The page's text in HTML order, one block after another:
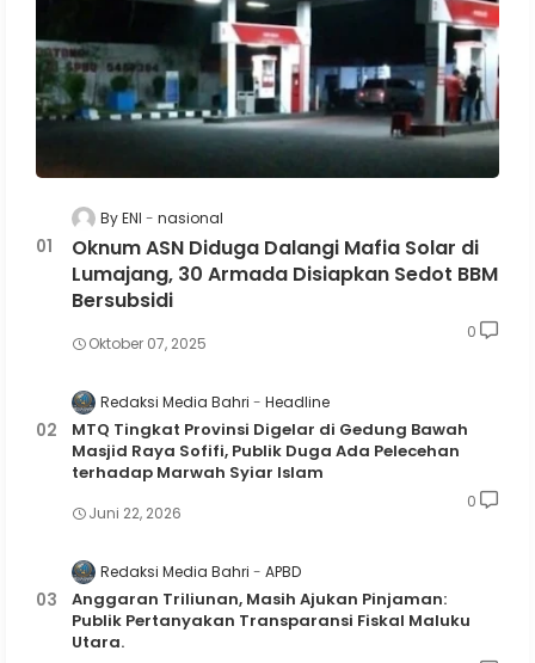
By ENI nasional
Oknum ASN Diduga Dalangi Mafia Solar di
Lumajang, 30 Armada Disiapkan Sedot BBM
Bersubsidi
Oktober 07, 2025
0
Redaksi Media Bahri Headline
MTQ Tingkat Provinsi Digelar di Gedung Bawah
Masjid Raya Sofifi, Publik Duga Ada Pelecehan
terhadap Marwah Syiar Islam
Juni 22, 2026
0
Redaksi Media Bahri APBD
Anggaran Triliunan, Masih Ajukan Pinjaman:
Publik Pertanyakan Transparansi Fiskal Maluku
Utara.